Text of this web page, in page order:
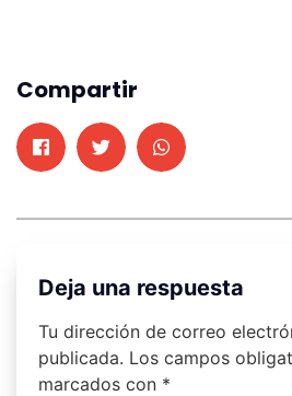
Compartir
Deja una respuesta
Tu dirección de correo
publicada. Los campos
marcados con *